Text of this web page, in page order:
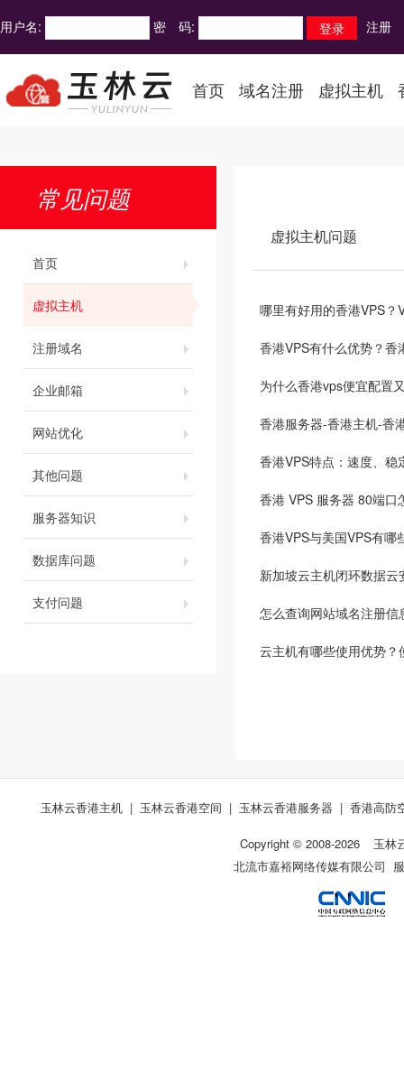
用户名: 密 码: 注册
首页 域名注册 虚拟主机
常见问题
首页
虚拟主机
注册域名
企业邮箱
网站优化
其他问题
服务器知识
数据库问题
支付问题
虚拟主机问题
哪里有好用的香港VPS？
香港VPS有什么优势？香
为什么香港vps便宜配置
香港服务器-香港主机-香
香港VPS特点：速度、稳
香港 VPS 服务器 80端口
香港VPS与美国VPS有哪
新加坡云主机闭环数据
怎么查询网站域名注册信
云主机有哪些使用优势
玉林云香港主机 | 玉林云香港空间 | 玉林云香港服务器 | 香港高防
Copyright © 2008-2026
玉林
北流市嘉裕网络传媒有限公司